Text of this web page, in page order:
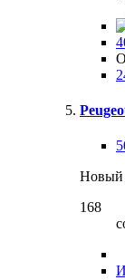
Новый
168